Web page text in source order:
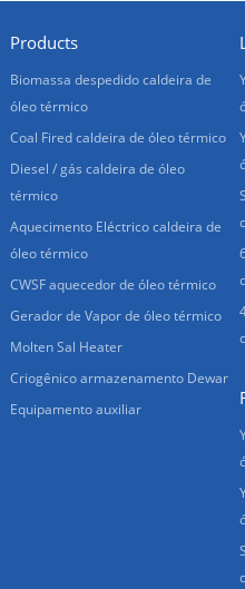
Products
Biomassa despedido caldeira de
óleo térmico
Coal Fired caldeira de óleo térmico
Diesel / gás caldeira de óleo
térmico
Aquecimento Eléctrico caldeira de
óleo térmico
CWSF aquecedor de óleo térmico
Gerador de Vapor de óleo térmico
Molten Sal Heater
Criogênico armazenamento Dewar
Equipamento auxiliar